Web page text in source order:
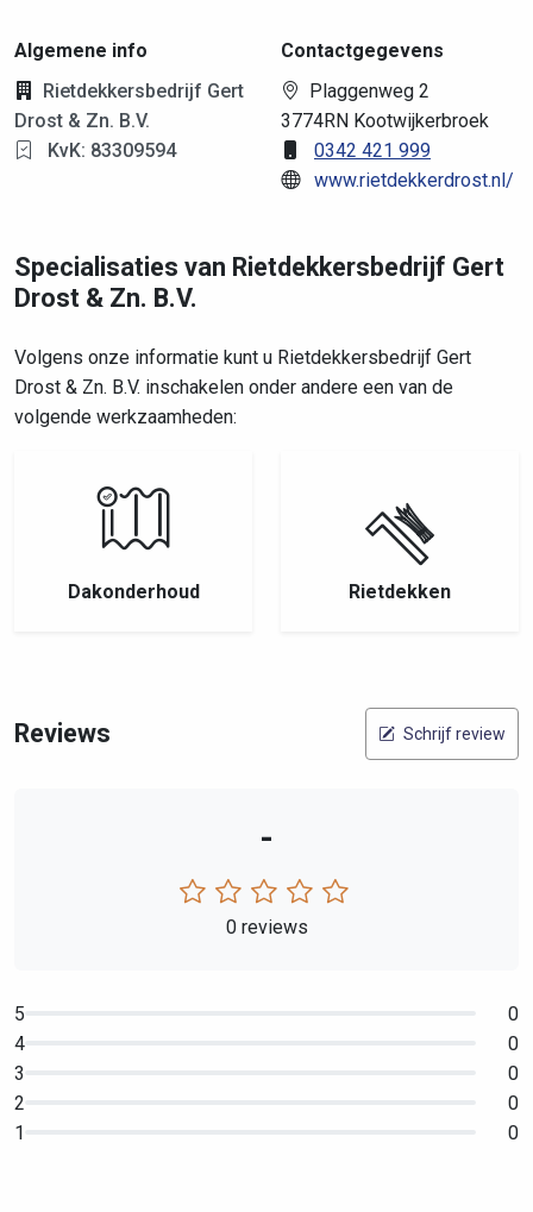
Algemene info
Rietdekkersbedrijf Gert
Drost & Zn. B.V.
KvK: 83309594
Contactgegevens
Plaggenweg 2
3774RN Kootwijkerbroek
0342 421 999
www.rietdekkerdrost.nl/
Specialisaties van Rietdekkersbedrijf Gert
Drost & Zn. B.V.
Volgens onze informatie kunt u Rietdekkersbedrijf Gert
Drost & Zn. B.V. inschakelen onder andere een van de
volgende werkzaamheden:
Dakonderhoud Rietdekken
Reviews Schrijf review
-
0 reviews
5
0
4
0
3
0
2
0
1
0